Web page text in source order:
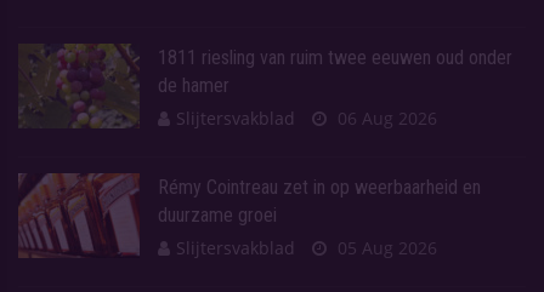
1811 riesling van ruim twee eeuwen oud onder
de hamer
Slijtersvakblad
06 Aug 2026
Rémy Cointreau zet in op weerbaarheid en
duurzame groei
Slijtersvakblad
05 Aug 2026